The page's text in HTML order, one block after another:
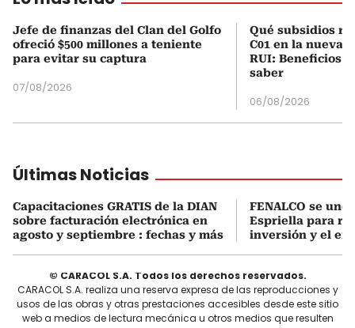
Jefe de finanzas del Clan del Golfo
ofreció $500 millones a teniente
para evitar su captura
07/08/2026
Qué subsidios
C01 en la nueva
RUI: Beneficios
saber
06/08/2026
Últimas Noticias
Capacitaciones GRATIS de la DIAN
sobre facturación electrónica en
agosto y septiembre : fechas y más
FENALCO se une
Espriella para
inversión y el
© CARACOL S.A. Todos los derechos reservados.
CARACOL S.A. realiza una reserva expresa de las reproducciones y
usos de las obras y otras prestaciones accesibles desde este sitio
web a medios de lectura mecánica u otros medios que resulten